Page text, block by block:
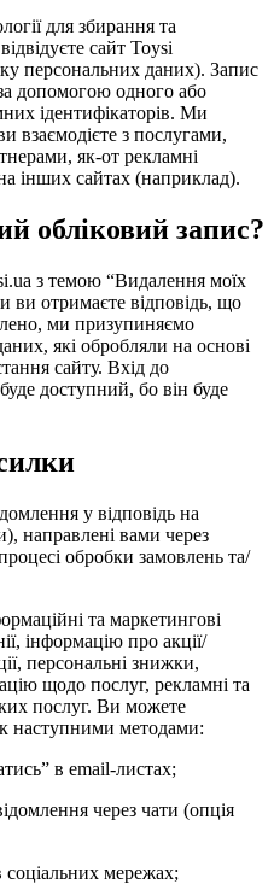
для збирання та
сайт Toysi
персональних даних). Запис
допомогою одного або
ідентифікаторів. Ми
взаємодієте з послугами,
як-от рекламні
інших сайтах (наприклад).
обліковий запис?
з темою “Видалення моїх
ви отримаєте відповідь, що
ми призупиняємо
які обробляли на основі
сайту. Вхід до
доступний, бо він буде
у відповідь на
направлені вами через
обробки замовлень та/
та маркетингові
інформацію про акції/
персональні знижки,
щодо послуг, рекламні та
послуг. Ви можете
наступними методами:
в email-листах;
через чати (опція
мережах;